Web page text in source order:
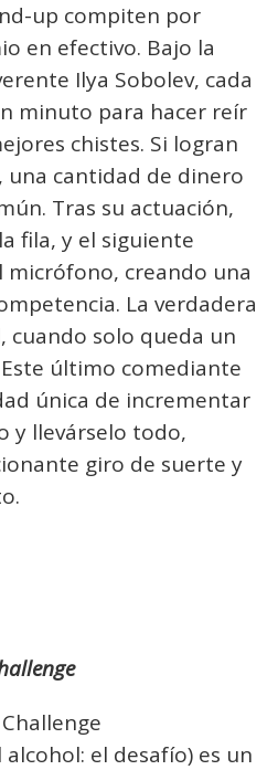
up compiten por
en efectivo. Bajo la
Ilya Sobolev, cada
minuto para hacer reír
chistes. Si logran
una cantidad de dinero
Tras su actuación,
fila, y el siguiente
creando una
La verdadera
cuando solo queda un
último comediante
única de incrementar
y llevárselo todo,
giro de suerte y
el desafío) es un